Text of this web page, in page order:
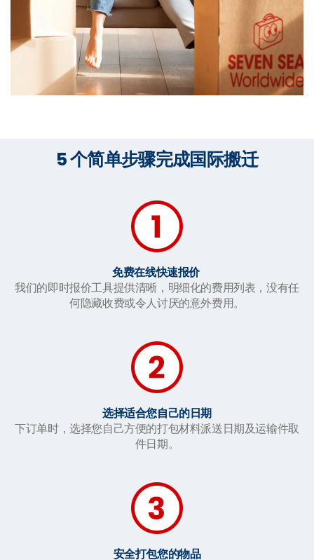
5 个简单步骤完成国际搬迁
免费在线快速报价
我们的即时报价工具提供清晰，明细化的费用列表，没有任
何隐藏收费或令人讨厌的意外费用。
选择适合您自己的日期
下订单时，选择您自己方便的打包材料派送日期及运输件取
件日期。
安全打包您的物品